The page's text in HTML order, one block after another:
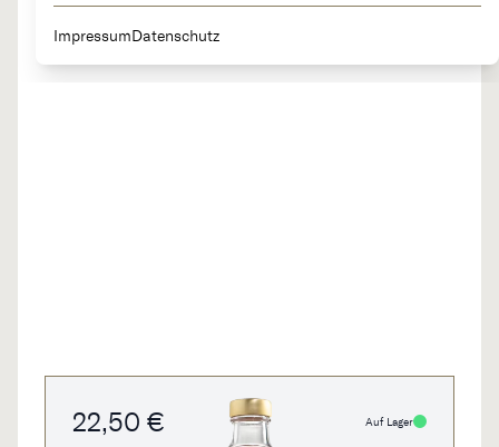
ImpressumDatenschutz
22,50 € Auf Lager